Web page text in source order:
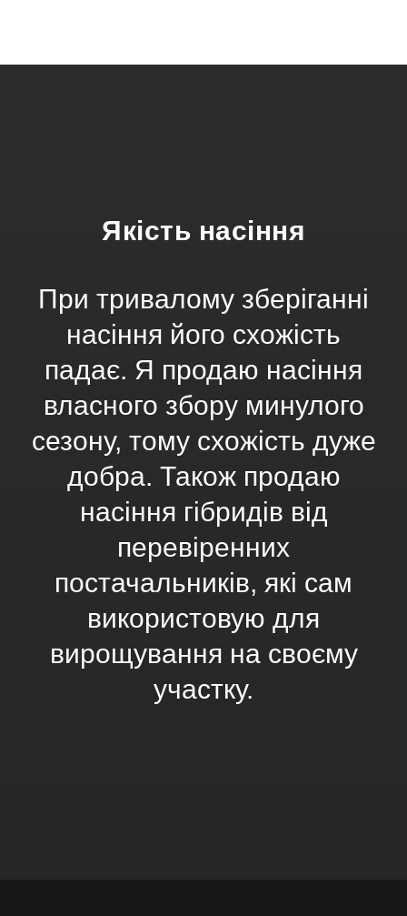
Якість насіння
При тривалому зберіганні
насіння його схожість
падає. Я продаю насіння
власного збору минулого
сезону, тому схожість дуже
добра. Також продаю
насіння гібридів від
перевіренних
постачальників, які сам
використовую для
вирощування на своєму
участку.